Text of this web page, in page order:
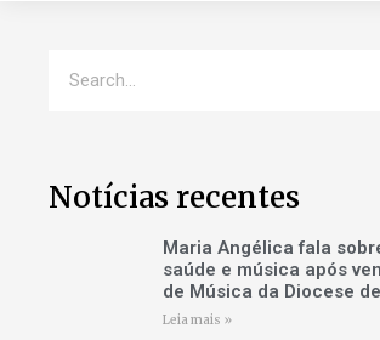
Notícias recentes
Maria Angélica fala
saúde e música após
de Música da Diocese
Leia mais »